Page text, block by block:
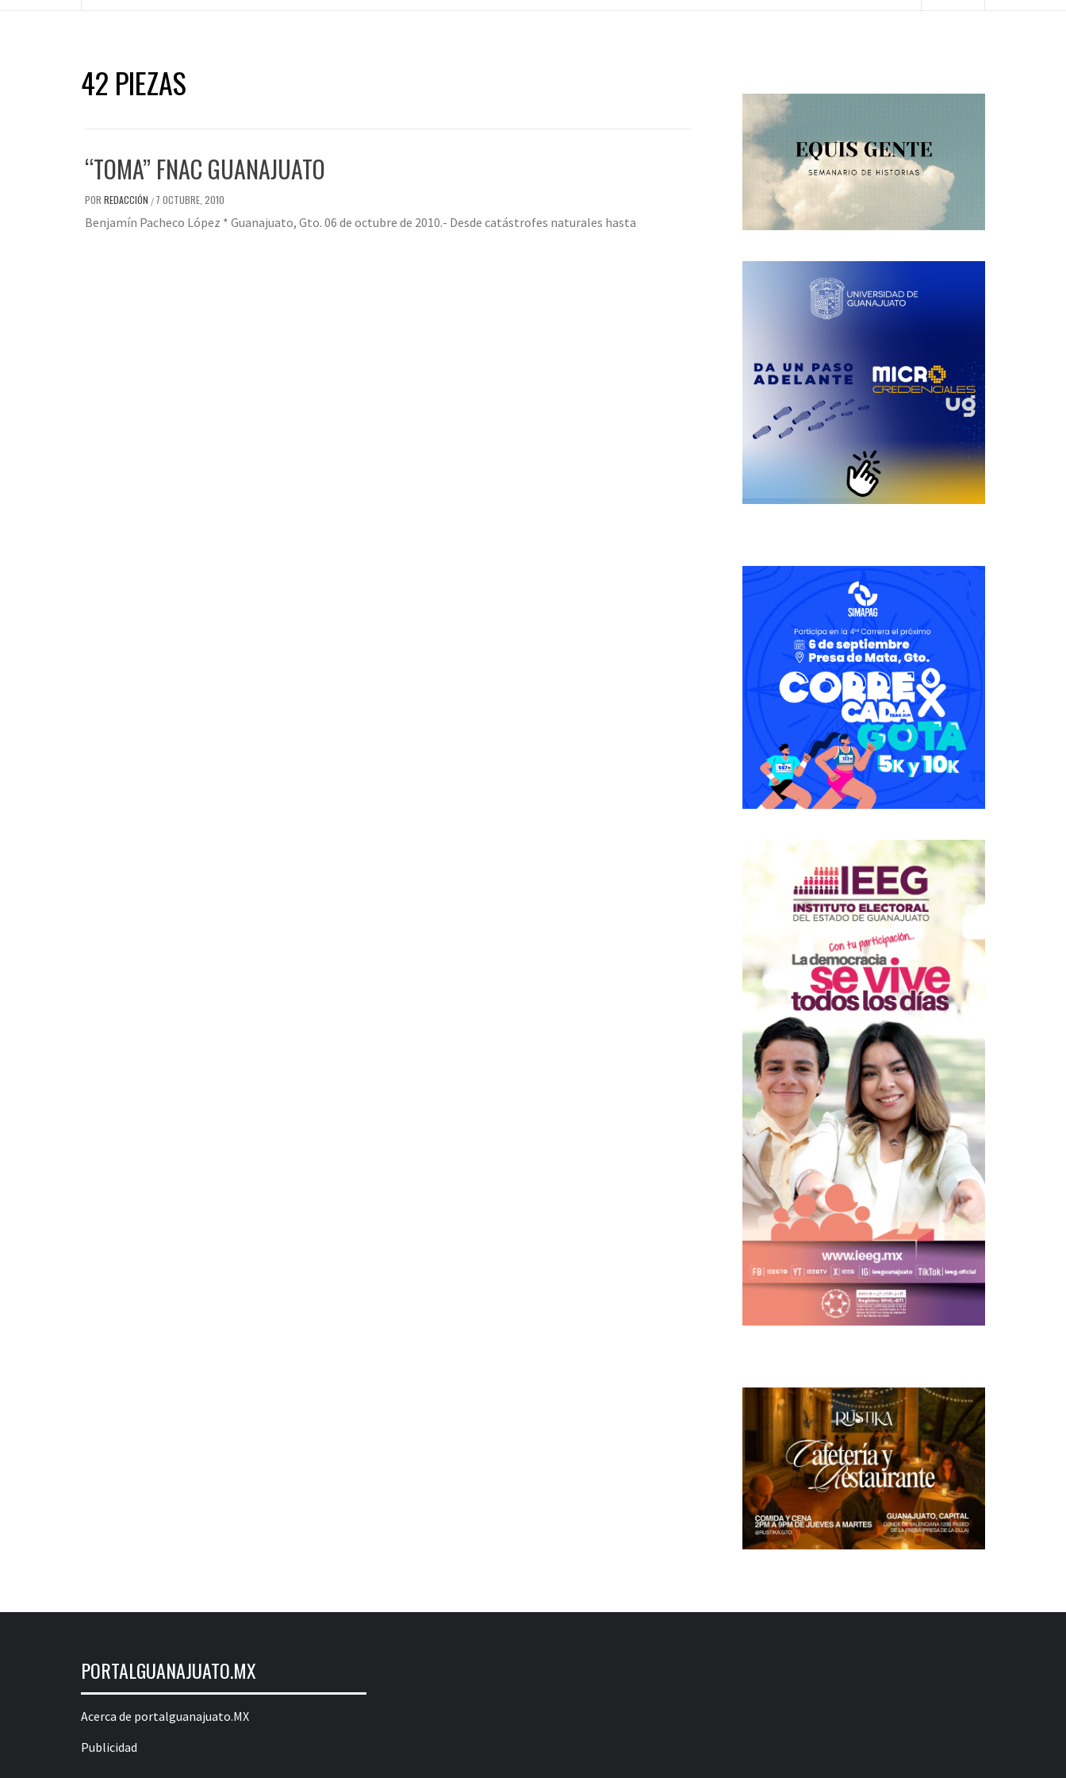
42 PIEZAS
“TOMA” FNAC GUANAJUATO
POR REDACCIÓN / 7 OCTUBRE, 2010
Benjamín Pacheco López * Guanajuato, Gto. 06 de octubre de 2010.- Desde catástrofes naturales hasta
PORTALGUANAJUATO.MX
Acerca de portalguanajuato.MX
Publicidad